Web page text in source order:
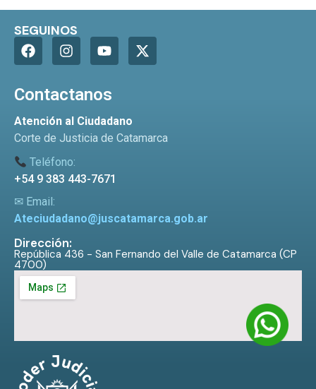
SEGUINOS
Contactanos
Atención al Ciudadano
Corte de Justicia de Catamarca
Teléfono:
+54 9 383 443-7671
✉ Email:
Ateciudadano@juscatamarca.gob.ar
Dirección:
República 436 - San Fernando del Valle de Catamarca (CP
4700)